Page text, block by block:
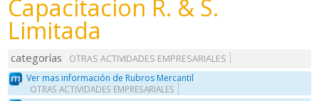
Capacitacion R. & S.
Limitada
categorías
OTRAS ACTIVIDADES EMPRESARIALES
Ver mas información de Rubros Mercantil
OTRAS ACTIVIDADES EMPRESARIALES